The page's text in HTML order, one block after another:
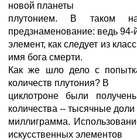
новой планеты
плутонием. В таком
предзнаменование: ведь 94-
элемент, как следует из
имя бога смерти.
Как же шло дело с
количеств плутония? В
циклотроне были
количества -- тысячные доли
миллиграмма.
искусственных элементов